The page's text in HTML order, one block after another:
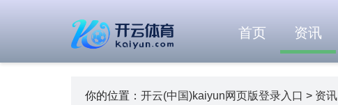
首页 资讯
你的位置： 开云(中国)kaiyun网页版登录入口 > 资讯